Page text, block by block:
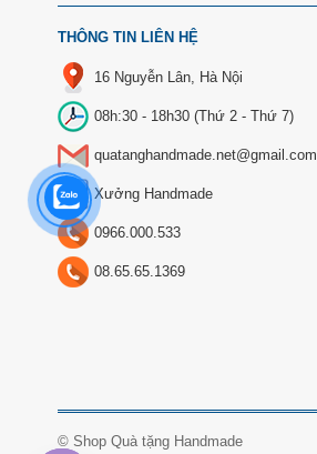
THÔNG TIN LIÊN HỆ
16 Nguyễn Lân, Hà Nội
08h:30 - 18h30 (Thứ 2 - Thứ 7)
quatanghandmade.net@gmail.com
Xưởng Handmade
0966.000.533
08.65.65.1369
© Shop Quà tặng Handmade